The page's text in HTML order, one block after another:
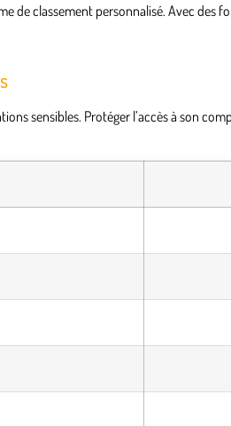
de classement personnalisé. Avec des
sensibles. Protéger l’accès à son